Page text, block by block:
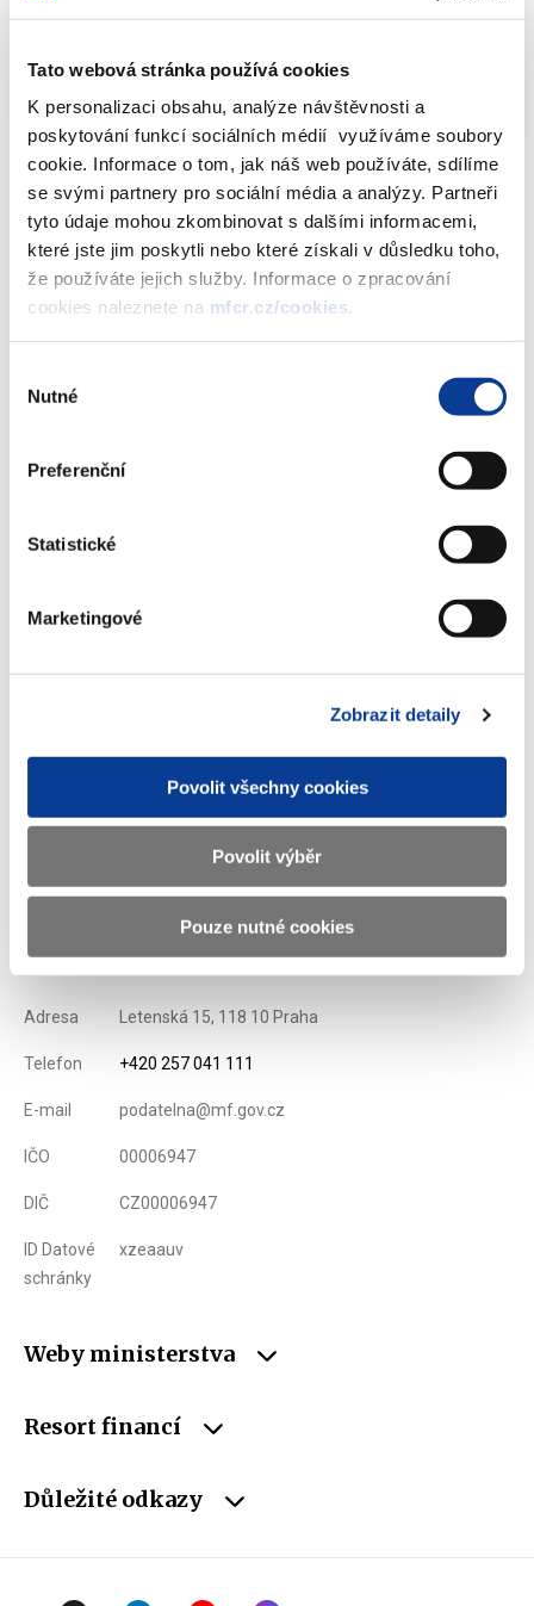
Tato webová stránka používá cookies
K personalizaci obsahu, analýze návštěvnosti a
poskytování funkcí sociálních médií využíváme soubory
cookie. Informace o tom, jak náš web používáte, sdílíme
se svými partnery pro sociální média a analýzy. Partneři
tyto údaje mohou zkombinovat s dalšími informacemi,
které jste jim poskytli nebo které získali v důsledku toho,
že používáte jejich služby. Informace o zpracování
cookies naleznete na mfcr.cz/cookies.
souhlasu
Nutné
Preferenční
Statistické
Marketingové
Zobrazit detaily
Povolit všechny cookies
Povolit výběr
Pouze nutné cookies
technických her dle § 7 odst. 1 b) zákona č.
období 1.1.2020 - 31.3.2020 PDF (3052kB)
Dokumenty ke stažení
Podíl jednotlivých obcí v procentech
hazardních her pro období 1.1.2020 -
Stáhnout vybrané (
Adresa Letenská 15, 118 10 Praha
Telefon +420 257 041 111
E-mail podatelna@mf.gov.cz
IČO 00006947
DIČ CZ00006947
ID Datové
schránky
xzeaauv
Weby ministerstva
Resort financí
Důležité odkazy